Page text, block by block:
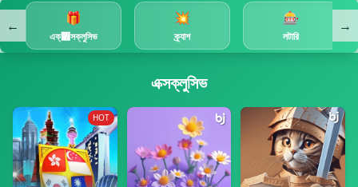
← 🎁
এক্঍সক্লুসিভ
💥
ক্র্যাশ
🎰
লটারি
→
এক্সক্লুসিভ
HOT